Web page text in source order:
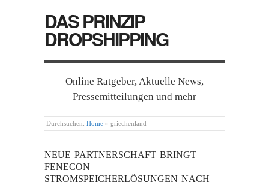
DAS PRINZIP
DROPSHIPPING
Online Ratgeber, Aktuelle News,
Pressemitteilungen und mehr
Durchsuchen: Home » griechenland
NEUE PARTNERSCHAFT BRINGT
FENECON
STROMSPEICHERLÖSUNGEN NACH